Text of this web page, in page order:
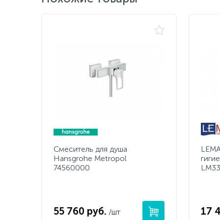
Смеситель для душа
Hansgrohe Metropol
74560000
55 760 руб. /шт 17